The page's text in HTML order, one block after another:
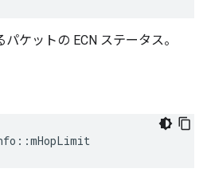
ケットの ECN ステータス。
::mHopLimit